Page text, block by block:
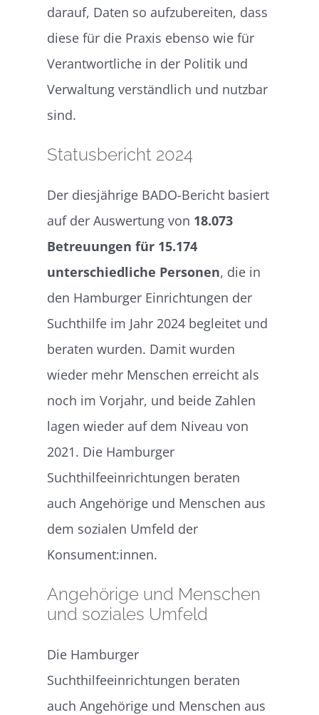
darauf, Daten so aufzubereiten, dass
diese für die Praxis ebenso wie für
Verantwortliche in der Politik und
Verwaltung verständlich und nutzbar
sind.
Statusbericht 2024
Der diesjährige BADO-Bericht basiert
auf der Auswertung von 18.073
Betreuungen für 15.174
unterschiedliche Personen, die in
den Hamburger Einrichtungen der
Suchthilfe im Jahr 2024 begleitet und
beraten wurden. Damit wurden
wieder mehr Menschen erreicht als
noch im Vorjahr, und beide Zahlen
lagen wieder auf dem Niveau von
2021. Die Hamburger
Suchthilfeeinrichtungen beraten
auch Angehörige und Menschen aus
dem sozialen Umfeld der
Konsument:innen.
Angehörige und Menschen
und soziales Umfeld
Die Hamburger
Suchthilfeeinrichtungen beraten
auch Angehörige und Menschen aus